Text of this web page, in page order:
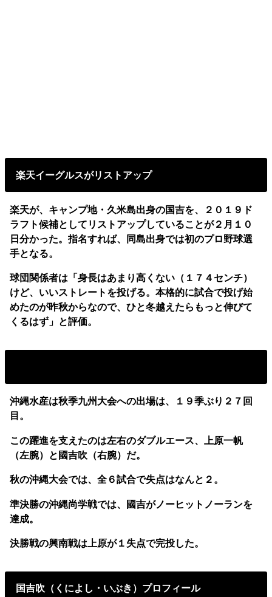
楽天イーグルスがリストアップ
楽天が、キャンプ地・久米島出身の国吉を、２０１９ド
ラフト候補としてリストアップしていることが２月１０
日分かった。指名すれば、同島出身では初のプロ野球選
手となる。
球団関係者は「身長はあまり高くない（１７４センチ）
けど、いいストレートを投げる。本格的に試合で投げ始
めたのが昨秋からなので、ひと冬越えたらもっと伸びて
くるはず」と評価。
沖縄水産は秋季九州大会への出場は、１９季ぶり２７回
目。
この躍進を支えたのは左右のダブルエース、上原一帆
（左腕）と國吉吹（右腕）だ。
秋の沖縄大会では、全６試合で失点はなんと２。
準決勝の沖縄尚学戦では、國吉がノーヒットノーランを
達成。
決勝戦の興南戦は上原が１失点で完投した。
国吉吹（くによし・いぶき）プロフィール